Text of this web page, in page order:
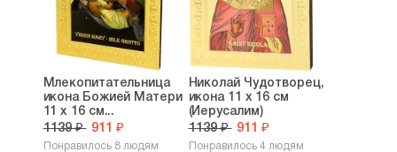
Млекопитательница
икона Божией Матери
11 х 16 см...
1139 ₽ 911 ₽
Понравилось 8 людям
Николай Чудотворец,
икона 11 х 16 см
(Иерусалим)
1139 ₽ 911 ₽
Понравилось 4 людям